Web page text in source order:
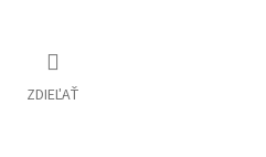
ZDIEĽAŤ